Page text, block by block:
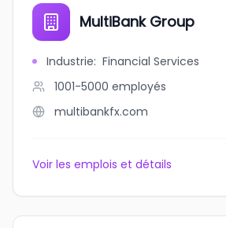
MultiBank Group
Industrie: Financial Services
1001-5000 employés
multibankfx.com
Voir les emplois et détails